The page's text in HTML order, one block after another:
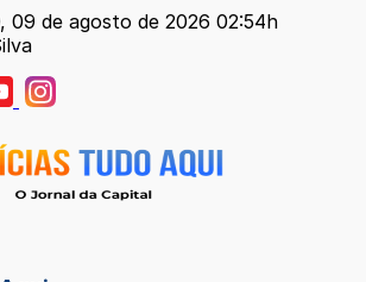
09 de agosto de 2026 02:54h